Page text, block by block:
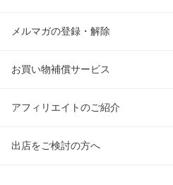
メルマガの登録・解除
お買い物補償サービス
アフィリエイトのご紹介
出店をご検討の方へ